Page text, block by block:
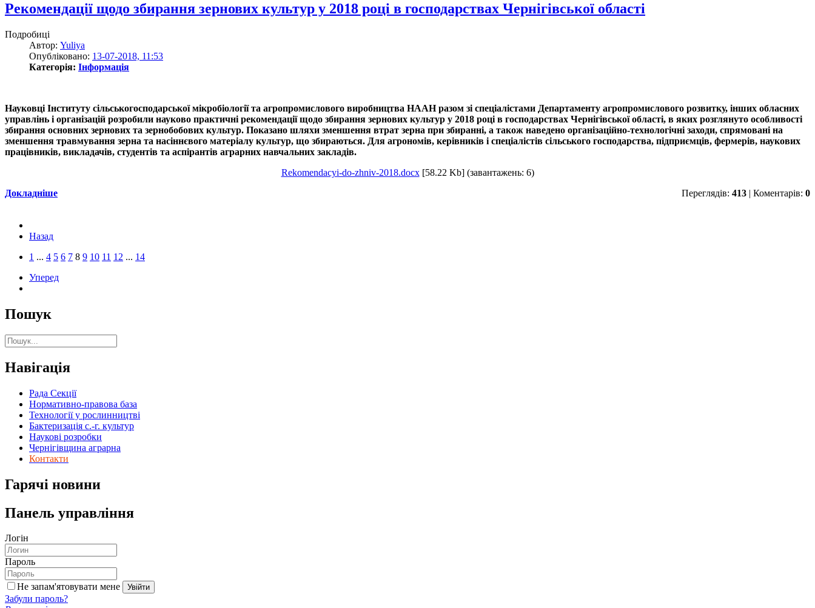
Рекомендації щодо збирання зернових культур у 2018 році в господарствах Чернігівської області
Подробиці
Автор: Yuliya
Опубліковано: 13-07-2018, 11:53
Категорія: Інформація
Науковці Інституту сільськогосподарської мікробіології та агропромислового виробництва НААН разом зі спеціалістами Департаменту агропромислового розвитку, інших обласних
управлінь і організацій розробили науково практичні рекомендації щодо збирання зернових культур у 2018 році в господарствах Чернігівської області, в яких розглянуто особливості
збирання основних зернових та зернобобових культур. Показано шляхи зменшення втрат зерна при збиранні, а також наведено організаційно-технологічні заходи, спрямовані на
зменшення травмування зерна та насіннєвого матеріалу культур, що збираються. Для агрономів, керівників і спеціалістів сільського господарства, підприємців, фермерів, наукових
працівників, викладачів, студентів та аспірантів аграрних навчальних закладів.
Rekomendacyi-do-zhniv-2018.docx[58.22 Kb] (завантажень: 6)
Докладніше
Переглядів: 413 | Коментарів: 0
Назад
1 ... 4 5 6 7 8 9 10 11 12 ... 14
Уперед
Пошук
Навігація
Рада Секції
Нормативно-правова база
Технології у рослинництві
Бактеризація с.-г. культур
Наукові розробки
Чернігівщина аграрна
Контакти
Гарячі новини
Панель управління
Логін
Пароль
Не запам'ятовувати мене Увійти
Забули пароль?